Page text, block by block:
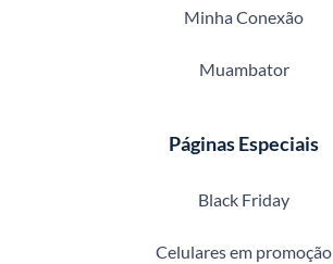
Minha Conexão
Muambator
Páginas Especiais
Black Friday
Celulares em promoção